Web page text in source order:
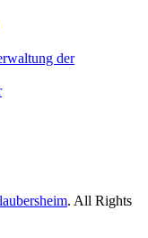
der
. All Rights